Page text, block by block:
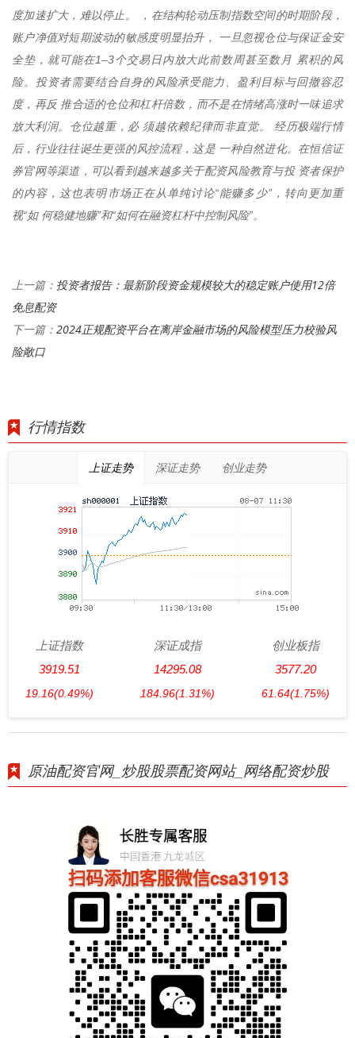
度加速扩大，难以停止。 ，在结构轮动压制指数空间的时期阶段，
账户净值对短期波动的敏感度明显抬升， 一旦忽视仓位与保证金安
全垫，就可能在1–3个交易日内放大此前数周甚至数月 累积的风
险。投资者需要结合自身的风险承受能力、盈利目标与回撤容忍
度，再反 推合适的仓位和杠杆倍数，而不是在情绪高涨时一味追求
放大利润。仓位越重，必 须越依赖纪律而非直觉。 经历极端行情
后，行业往往诞生更强的风控流程，这是 一种自然进化。在恒信证
券官网等渠道，可以看到越来越多关于配资风险教育与投 资者保护
的内容，这也表明市场正在从单纯讨论“能赚多少”，转向更加重
视“如 何稳健地赚”和“如何在融资杠杆中控制风险”。
上一篇： 投资者报告：最新阶段资金规模较大的稳定账户使用12倍
免息配资
下一篇： 2024正规配资平台在离岸金融市场的风险模型压力校验风
险敞口
行情指数
上证走势 深证走势 创业走势
上证指数
3919.51
19.16(0.49%)
深证成指
14295.08
184.96(1.31%)
创业板指
3577.20
61.64(1.75%)
原油配资官网_炒股股票配资网站_网络配资炒股